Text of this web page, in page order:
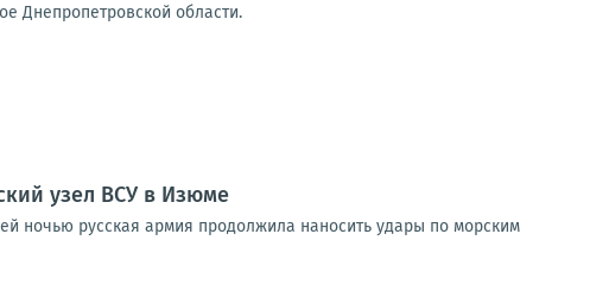
Днепропетровской области.
узел ВСУ в Изюме
ночью русская армия продолжила наносить удары по морским